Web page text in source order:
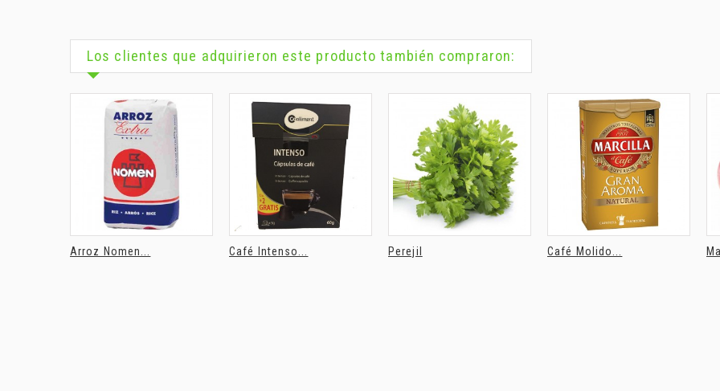
Los clientes que adquirieron este producto también compraron:
Arroz Nomen... Café Intenso... Perejil Café Molido...